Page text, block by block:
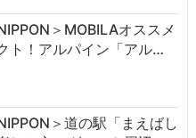
＞MOBILAオススメ
ト！アルパイン「アル…
＞道の駅「まえばし